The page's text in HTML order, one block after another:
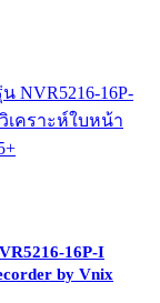
16P-I
by Vnix